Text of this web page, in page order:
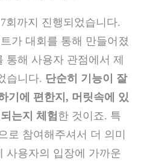
회까지 진행되었습니다.
가 대회를 통해 만들어졌
통해 사용자 관점에서 제
습니다. 단순히 기능이 잘
기에 편한지, 머릿속에 있
는지 체험 한 것이죠. 특
로 참여해주셔서 더 의미
사용자의 입장에 가까운